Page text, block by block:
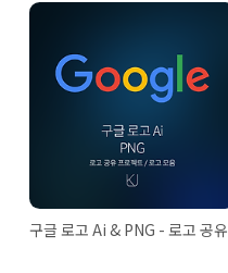
구글 로고 Ai & PNG - 로고 공유